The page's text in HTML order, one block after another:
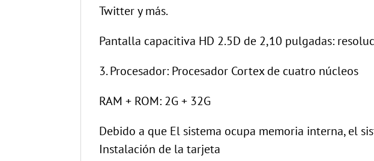
Twitter y más.
Pantalla capacitiva HD 2.5D de 2,10 pulgadas:
3. Procesador: Procesador Cortex de cuatro núcleos
RAM + ROM: 2G + 32G
Debido a que El sistema ocupa memoria interna, el
Instalación de la tarjeta